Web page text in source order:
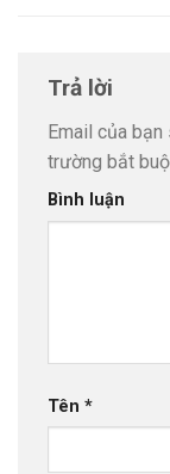
Trả lời
Email của
trường bắt
Bình luận
Tên *